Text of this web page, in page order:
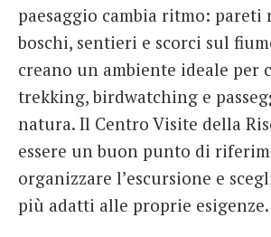
paesaggio cambia ritmo: pareti
boschi, sentieri e scorci sul
creano un ambiente ideale per
trekking, birdwatching e
natura. Il Centro Visite della
essere un buon punto di
organizzare l’escursione e
più adatti alle proprie esigenze.